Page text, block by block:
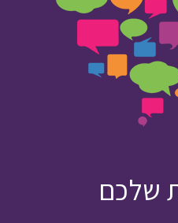
שלכם